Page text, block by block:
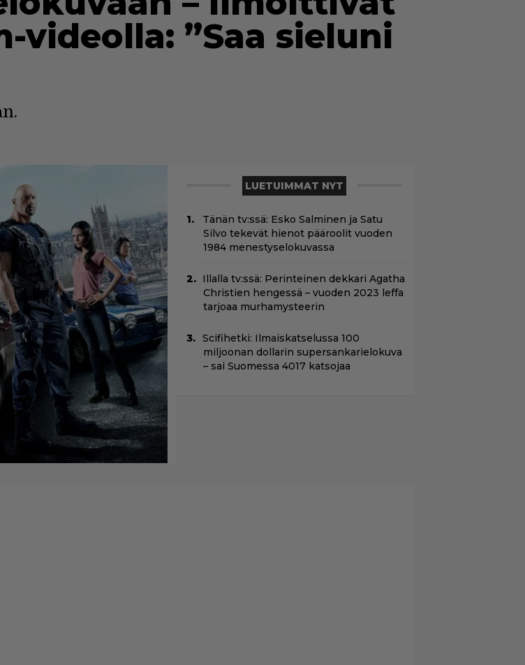
videolla: ”Saa sieluni
LUETUIMMAT NYT
Tänän tv:ssä: Esko Salminen ja Satu
Silvo tekevät hienot pääroolit vuoden
1984 menestyselokuvassa
Illalla tv:ssä: Perinteinen dekkari Agatha
Christien hengessä – vuoden 2023 leffa
tarjoaa murhamysteerin
Scifihetki: Ilmaiskatselussa 100
miljoonan dollarin supersankarielokuva
– sai Suomessa 4017 katsojaa